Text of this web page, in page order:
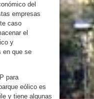
del
empresas
caso
el
y
en que se
para
eólico es
y tiene algunas